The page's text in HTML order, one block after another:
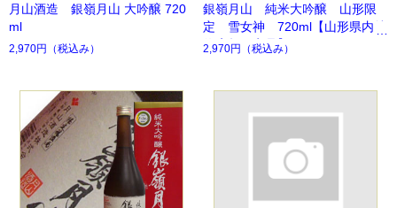
月山酒造 銀嶺月山 大吟醸 720
ml
2,970円 （税込み）
銀嶺月山 純米大吟醸 山形限
定 雪女神 720ml【山形県内特
約店超限定品】
2,970円 （税込み）